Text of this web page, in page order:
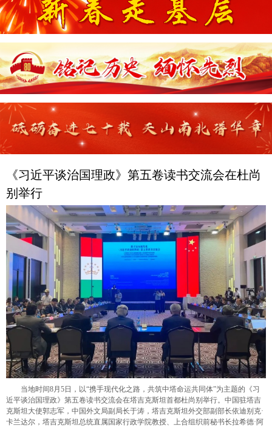
《习近平谈治国理政》第五卷读书交流会在杜尚
别举行
当地时间8月5日，以“携手现代化之路，共筑中塔命运共同体”为主题的《习
近平谈治国理政》第五卷读书交流会在塔吉克斯坦首都杜尚别举行。中国驻塔吉
克斯坦大使郭志军，中国外文局副局长于涛，塔吉克斯坦外交部副部长依迪别克·
卡兰达尔，塔吉克斯坦总统直属国家行政学院教授、上合组织前秘书长拉希德·阿